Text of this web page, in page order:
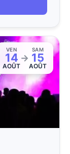
VEN
14
AOÛT
→
SAM
15
AOÛT